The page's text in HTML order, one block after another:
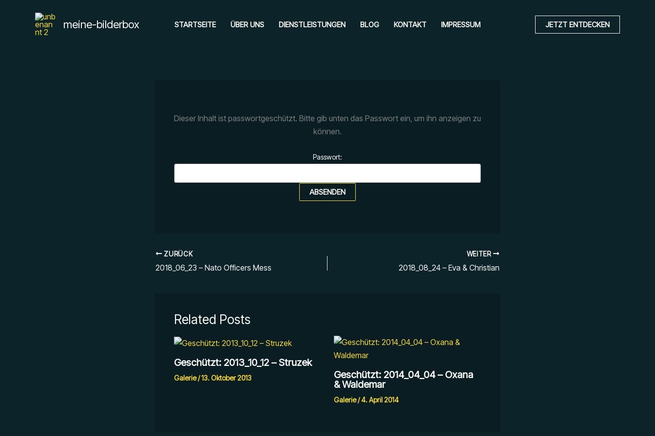
meine-bilderbox STARTSEITE ÜBER UNS DIENSTLEISTUNGEN BLOG KONTAKT IMPRESSUM JETZT ENTDECKEN
Dieser Inhalt ist passwortgeschützt. Bitte gib unten das Passwort ein, um ihn anzeigen zu
können.
Passwort:
ZURÜCK
2018_06_23 – Nato Officers Mess
WEITER
2018_08_24 – Eva & Christian
Related Posts
Geschützt: 2013_10_12 – Struzek
Galerie/13. Oktober 2013
Geschützt: 2014_04_04 – Oxana
& Waldemar
Galerie/4. April 2014